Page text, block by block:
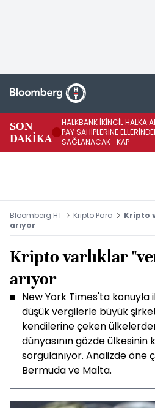
SON
DAKİKA
HALKBANK İKİNCİL HALKA
PAY SAHİPLERİNE
SAĞLANACAK -KAP
Bloomberg HT Kripto Para
Kripto
arıyor
Kripto varlıklar
arıyor
New York Times'ta konuyla
düşük vergilerle büyük
kendilerine çeken
dünyasının gözde ülkesinin
sorgulanıyor. Analizde öne
Bermuda ve Malta.